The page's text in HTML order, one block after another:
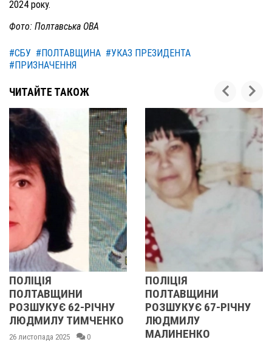
2024 року.
Фото: Полтавська ОВА
#СБУ #ПОЛТАВЩИНА #УКАЗ ПРЕЗИДЕНТА
#ПРИЗНАЧЕННЯ
ЧИТАЙТЕ ТАКОЖ
62-РІЧНУ
ТИМЧЕНКО
листопада 2025 0
ПОЛІЦІЯ
ПОЛТАВЩИНИ
РОЗШУКУЄ 67-РІЧНУ
ЛЮДМИЛУ
МАЛИНЕНКО